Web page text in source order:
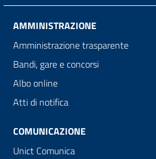
AMMINISTRAZIONE
Amministrazione trasparente
Bandi, gare e concorsi
Albo online
Atti di notifica
COMUNICAZIONE
Unict Comunica